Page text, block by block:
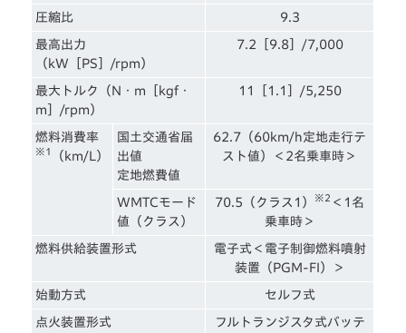
圧縮比 9.3
最高出力
（kW［PS］/rpm）
7.2［9.8］/7,000
最大トルク（N・m［kgf・
m］/rpm）
11［1.1］/5,250
燃料消費率
※1 （km/L）
国土交通省届
出値
定地燃費値
62.7（60km/h定地走行テ
スト値）＜2名乗車時＞
WMTCモード
値（クラス）
70.5（クラス1） ※2 ＜1名
乗車時＞
燃料供給装置形式
電子式＜電子制御燃料噴射
装置（PGM-FI）＞
始動方式 セルフ式
点火装置形式
フルトランジスタ式バッテ